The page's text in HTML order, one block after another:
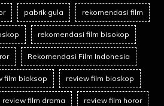
pabrik gula rekomendasi film
rekomendasi film bisokop
Rekomendasi Film Indonesia
film bioksop review film bioskop
review film drama review film horor